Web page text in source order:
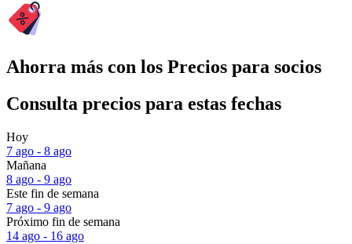
Ahorra más con los Precios para socios
Consulta precios para estas fechas
Hoy
7 ago - 8 ago
Mañana
8 ago - 9 ago
Este fin de semana
7 ago - 9 ago
Próximo fin de semana
14 ago - 16 ago